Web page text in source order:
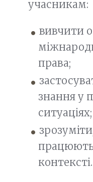
учасникам:
вивчити
права;
знання у
ситуаціях;
працюють
контексті.